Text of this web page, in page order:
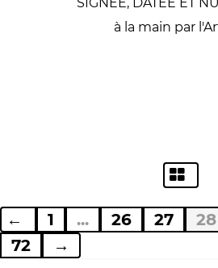
SIGNÉE, DATÉE ET
à la main par
← 1 ... 26 27 28
72
→